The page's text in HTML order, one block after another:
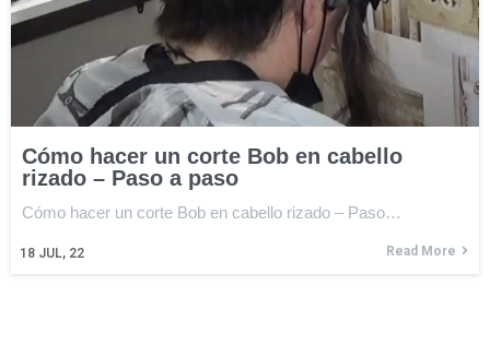
Cómo hacer un corte Bob en cabello
rizado – Paso a paso
18 JUL, 22
Cómo hacer un corte Bob en cabello rizado – Paso…
Read More